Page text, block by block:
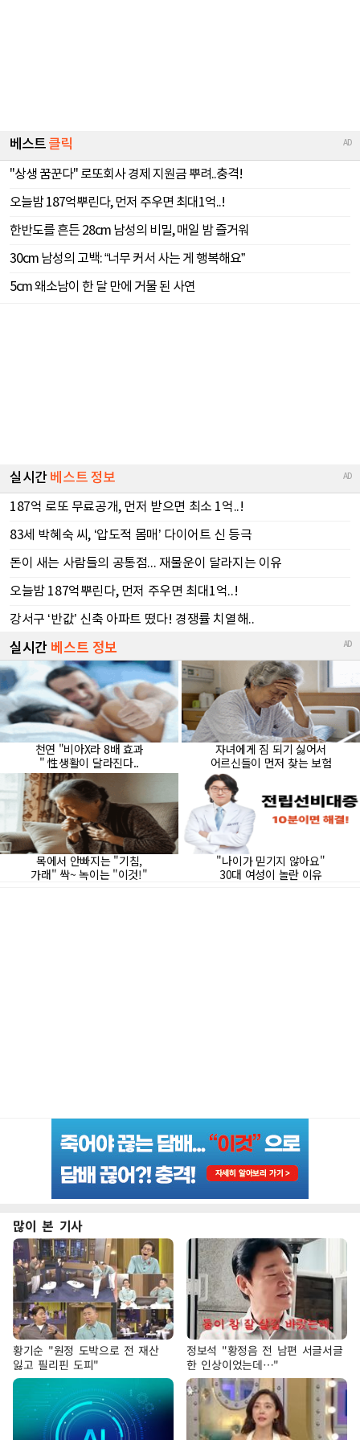
많이 본 기사
황기순 "원정 도박으로 전 재산
잃고 필리핀 도피"
정보석 "황정음 전 남편 서글서글
한 인상이었는데…"